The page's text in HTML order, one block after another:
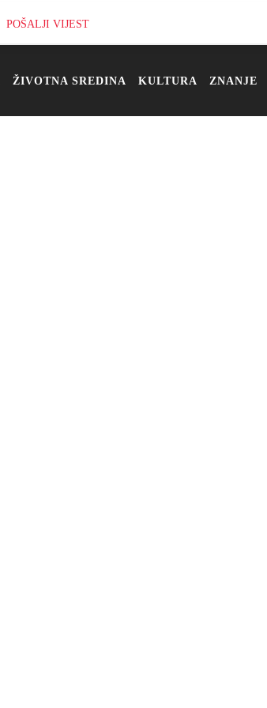
POŠALJI VIJEST
ŽIVOTNA SREDINA KULTURA ZNANJE